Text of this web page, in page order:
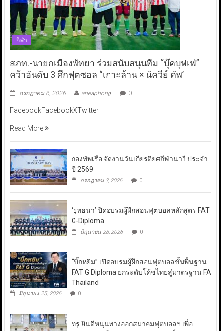
กีฬา
สภท.-นายกเมืองพัทยา ร่วมสนับสนุนทีม “บุ๊คบุฟเฟ่”
คว้าอันดับ 3 ศึกฟุตซอล “เกาะล้าน × นัควีย์ คัพ”
กรกฎาคม 6, 2026 aneaphong 0
FacebookFacebookXTwitter
Read More
กองทัพเรือ จัดงานวันเกียรติยศกีฬานาวี ประจำ
ปี 2569
กรกฎาคม 3, 2026 0
‘ยุทธนา’ ปิดอบรมผู้ฝึกสอนฟุตบอลหลักสูตร FAT
G-Diploma
มิถุนายน 28, 2026 0
“บิ๊กหยิม” เปิดอบรมผู้ฝึกสอนฟุตบอลขั้นพื้นฐาน
FAT G Diploma ยกระดับโค้ชไทยสู่มาตรฐาน FA
Thailand
มิถุนายน 25, 2026 0
ทรู ยินดีหนุนทางออกสมาคมฟุตบอลฯ เพื่อ